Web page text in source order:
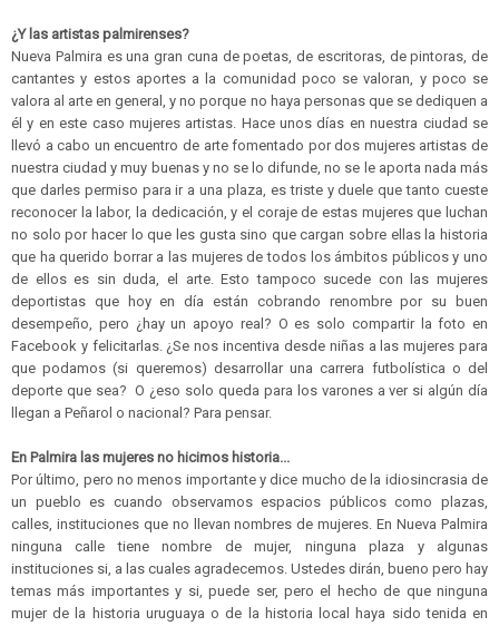
¿Y las artistas palmirenses?
Nueva Palmira es una gran cuna de poetas, de escritoras, de pintoras, de
cantantes y estos aportes a la comunidad poco se valoran, y poco se
valora al arte en general, y no porque no haya personas que se dediquen a
él y en este caso mujeres artistas. Hace unos días en nuestra ciudad se
llevó a cabo un encuentro de arte fomentado por dos mujeres artistas de
nuestra ciudad y muy buenas y no se lo difunde, no se le aporta nada más
que darles permiso para ir a una plaza, es triste y duele que tanto cueste
reconocer la labor, la dedicación, y el coraje de estas mujeres que luchan
no solo por hacer lo que les gusta sino que cargan sobre ellas la historia
que ha querido borrar a las mujeres de todos los ámbitos públicos y uno
de ellos es sin duda, el arte. Esto tampoco sucede con las mujeres
deportistas que hoy en día están cobrando renombre por su buen
desempeño, pero ¿hay un apoyo real? O es solo compartir la foto en
Facebook y felicitarlas. ¿Se nos incentiva desde niñas a las mujeres para
que podamos (si queremos) desarrollar una carrera futbolística o del
deporte que sea? O ¿eso solo queda para los varones a ver si algún día
llegan a Peñarol o nacional? Para pensar.
En Palmira las mujeres no hicimos historia...
Por último, pero no menos importante y dice mucho de la idiosincrasia de
un pueblo es cuando observamos espacios públicos como plazas,
calles, instituciones que no llevan nombres de mujeres. En Nueva Palmira
ninguna calle tiene nombre de mujer, ninguna plaza y algunas
instituciones si, a las cuales agradecemos. Ustedes dirán, bueno pero hay
temas más importantes y si, puede ser, pero el hecho de que ninguna
mujer de la historia uruguaya o de la historia local haya sido tenida en